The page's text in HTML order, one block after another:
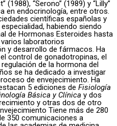
(1988), “Serono” (1989) y “Lilly”
en endocrinología, entre otros.
científicas españolas y
habiendo siendo
de Hormonas Esteroides hasta
laboratorios
y desarrollo de fármacos. Ha
control de gonadotropinas, el
de la hormona del
se ha dedicado a investigar
de envejecimiento. Ha
5 ediciones de Fisiología
Básica y Clínica y dos
y otras dos de otro
Tiene más de 280
350 comunicaciones a